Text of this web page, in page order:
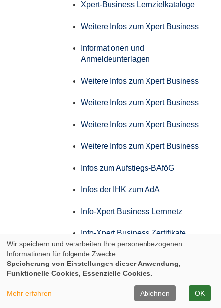
Xpert-Business Lernzielkataloge
Weitere Infos zum Xpert Business
Informationen und
Anmeldeunterlagen
Weitere Infos zum Xpert Business
Weitere Infos zum Xpert Business
Weitere Infos zum Xpert Business
Weitere Infos zum Xpert Business
Infos zum Aufstiegs-BAföG
Infos der IHK zum AdA
Info-Xpert Business Lernnetz
Info-Xpert Business Zertifikate
Weitere Infos zum Xpert Business
Weitere Infos zum Xpert Business
Weitere Infos zum Xpert Business
Wir speichern und verarbeiten Ihre personenbezogenen
Informationen für folgende Zwecke:
Speicherung von Einstellungen dieser Anwendung,
Funktionelle Cookies, Essenzielle Cookies.
Mehr erfahren Ablehnen OK